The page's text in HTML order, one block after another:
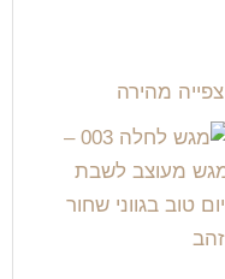
צפייה מהירה